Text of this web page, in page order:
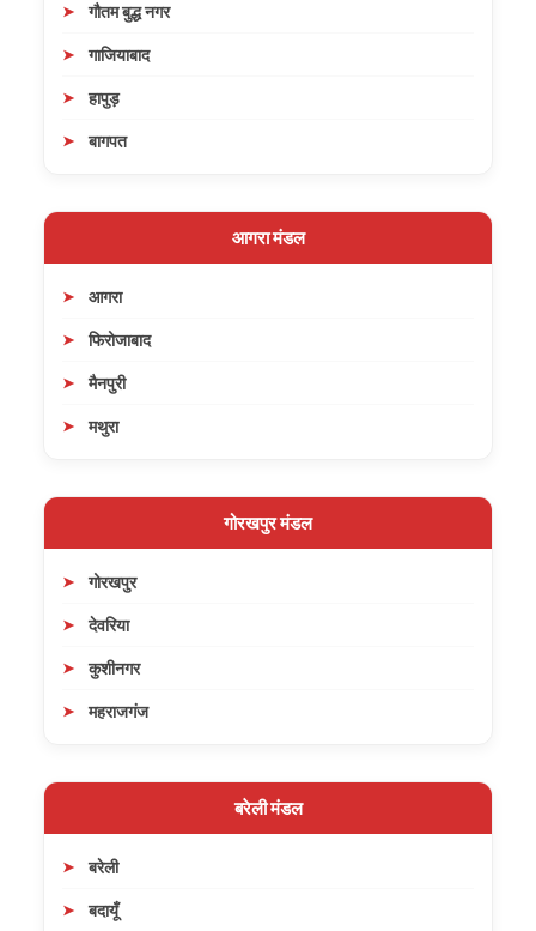
गौतम बुद्ध नगर
गाजियाबाद
हापुड़
बागपत
आगरा मंडल
आगरा
फिरोजाबाद
मैनपुरी
मथुरा
गोरखपुर मंडल
गोरखपुर
देवरिया
कुशीनगर
महराजगंज
बरेली मंडल
बरेली
बदायूँ